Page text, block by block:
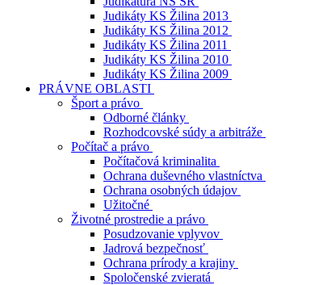
Judikáty KS Žilina 2013
Judikáty KS Žilina 2012
Judikáty KS Žilina 2011
Judikáty KS Žilina 2010
Judikáty KS Žilina 2009
PRÁVNE OBLASTI
Šport a právo
Odborné články
Rozhodcovské súdy a arbitráže
Počítač a právo
Počítačová kriminalita
Ochrana duševného vlastníctva
Ochrana osobných údajov
Užitočné
Životné prostredie a právo
Posudzovanie vplyvov
Jadrová bezpečnosť
Ochrana prírody a krajiny
Spoločenské zvieratá